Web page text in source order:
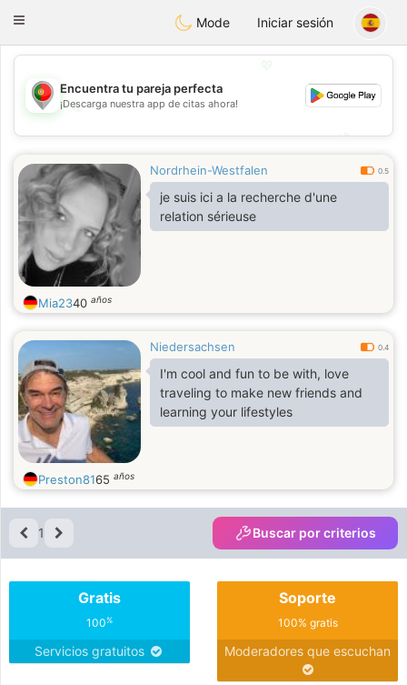
namoroPortugues
Toggle
Mode Iniciar sesión
💖
💕
Encuentra tu pareja perfecta
¡Descarga nuestra app de citas ahora!
Nordrhein-Westfalen 0.5
je suis ici a la recherche d'une
relation sérieuse
Mia2340 años
Niedersachsen 0.4
I'm cool and fun to be with, love
traveling to make new friends and
learning your lifestyles
Preston8165 años
1 Buscar por criterios
Gratis
100%
Servicios gratuitos
Soporte
100% gratis
Moderadores que escuchan